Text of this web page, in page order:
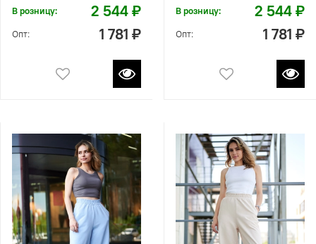
В розницу: 2 544 ₽
Опт: 1 781 ₽
В розницу: 2 544 ₽
Опт: 1 781 ₽